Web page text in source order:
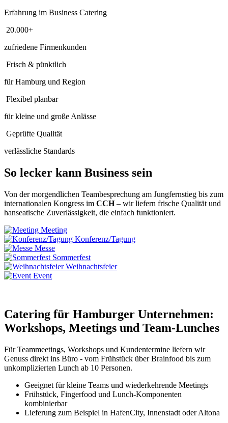
Erfahrung im Business Catering
20.000+
zufriedene Firmenkunden
Frisch & pünktlich
für Hamburg und Region
Flexibel planbar
für kleine und große Anlässe
Geprüfte Qualität
verlässliche Standards
So lecker kann Business sein
Von der morgendlichen Teambesprechung am Jungfernstieg bis zum
internationalen Kongress im CCH– wir liefern frische Qualität und
hanseatische Zuverlässigkeit, die einfach funktioniert.
Meeting
Konferenz/Tagung
Messe
Sommerfest
Weihnachtsfeier
Event
Catering für Hamburger Unternehmen:
Workshops, Meetings und Team-Lunches
Für Teammeetings, Workshops und Kundentermine liefern wir
Genuss direkt ins Büro - vom Frühstück über Brainfood bis zum
unkomplizierten Lunch ab 10 Personen.
Geeignet für kleine Teams und wiederkehrende Meetings
Frühstück, Fingerfood und Lunch-Komponenten
kombinierbar
Lieferung zum Beispiel in HafenCity, Innenstadt oder Altona